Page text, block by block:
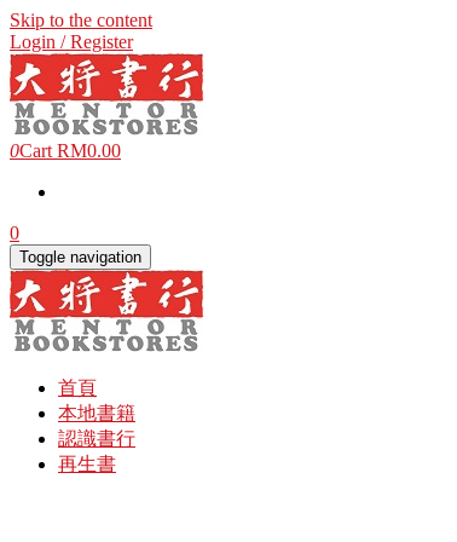
Skip to the content
Login / Register
0Cart RM0.00
0
Toggle navigation
首頁
本地書籍
認識書行
再生書